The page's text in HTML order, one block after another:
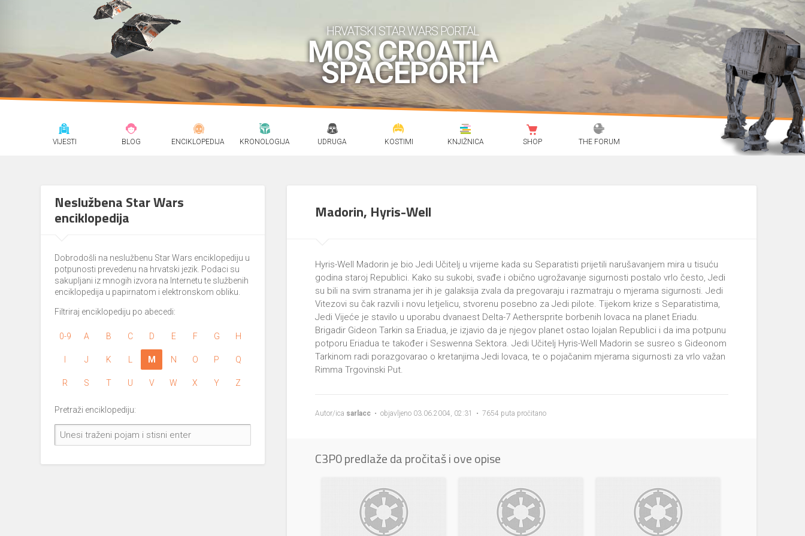
HRVATSKI STAR WARS PORTAL
MOS CROATIA
SPACEPORT
VIJESTI BLOG ENCIKLOPEDIJA KRONOLOGIJA UDRUGA KOSTIMI KNJIŽNICA SHOP THE FORUM
Neslužbena Star Wars
enciklopedija
Dobrodošli na neslužbenu Star Wars enciklopediju u
potpunosti prevedenu na hrvatski jezik. Podaci su
sakupljani iz mnogih izvora na Internetu te službenih
enciklopedija u papirnatom i elektronskom obliku.
Filtriraj enciklopediju po abecedi:
0-9 A B C D E F G H
J K M N O P Q
R S T U V W X Y Z
Pretraži enciklopediju:
Madorin, Hyris-Well
Hyris-Well Madorin je bio Jedi Učitelj u vrijeme kada su Separatisti prijetili narušavanjem mira u tisuću
godina staroj Republici. Kako su sukobi, svađe i obično ugrožavanje sigurnosti postalo vrlo često, Jedi
su bili na svim stranama jer ih je galaksija zvala da pregovaraju i razmatraju o mjerama sigurnosti. Jedi
Vitezovi su čak razvili i novu letjelicu, stvorenu posebno za Jedi pilote. Tijekom krize s Separatistima,
Jedi Vijeće je stavilo u uporabu dvanaest Delta-7 Aethersprite borbenih lovaca na planet Eriadu.
Brigadir Gideon Tarkin sa Eriadua, je izjavio da je njegov planet ostao lojalan Republici i da ima potpunu
potporu Eriadua te također i Seswenna Sektora. Jedi Učitelj Hyris-Well Madorin se susreo s Gideonom
Tarkinom radi porazgovarao o kretanjima Jedi lovaca, te o pojačanim mjerama sigurnosti za vrlo važan
Rimma Trgovinski Put.
Autor/ica sarlacc • objavljeno 03.06.2004, 02:31 • 7654 puta pročitano
C3P0 predlaže da pročitaš i ove opise